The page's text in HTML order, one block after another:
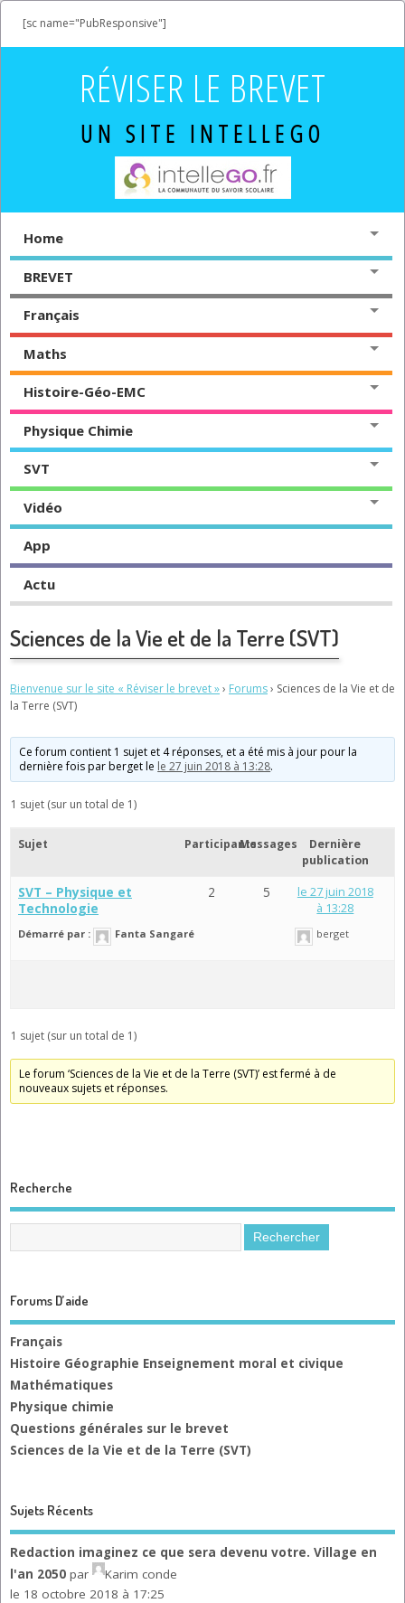
[sc name="PubResponsive"]
RÉVISER LE BREVET
UN SITE INTELLEGO
Home
BREVET
Français
Maths
Histoire-Géo-EMC
Physique Chimie
SVT
Vidéo
App
Actu
Sciences de la Vie et de la Terre (SVT)
Bienvenue sur le site « Réviser le brevet »› Forums› Sciences de la Vie et de
la Terre (SVT)
Ce forum contient 1 sujet et 4 réponses, et a été mis à jour pour la
dernière fois parbergetle le 27 juin 2018 à 13:28.
1 sujet (sur un total de 1)
Sujet ParticipantsMessages
Dernière
publication
SVT – Physique et
Technologie
Démarré par : Fanta Sangaré
2 5
le 27 juin 2018
à 13:28
berget
1 sujet (sur un total de 1)
Le forum ‘Sciences de la Vie et de la Terre (SVT)’ est fermé à de
nouveaux sujets et réponses.
Recherche
Forums D’aide
Français
Histoire Géographie Enseignement moral et civique
Mathématiques
Physique chimie
Questions générales sur le brevet
Sciences de la Vie et de la Terre (SVT)
Sujets Récents
Redaction imaginez ce que sera devenu votre. Village en
l'an 2050 par
Karim conde
le 18 octobre 2018 à 17:25